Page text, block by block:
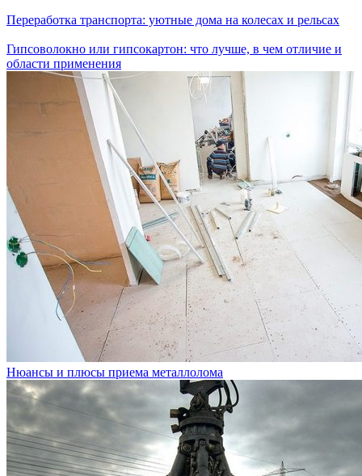
Переработка транспорта: уютные дома на колесах и рельсах
Гипсоволокно или гипсокартон: что лучше, в чем отличие и
области применения
Нюансы и плюсы приема металлолома